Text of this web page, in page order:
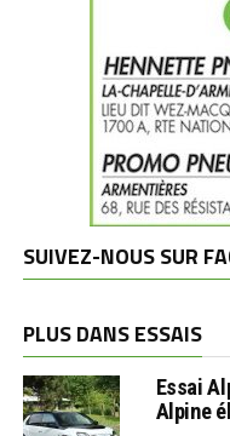
SUIVEZ-NOUS SUR
PLUS DANS ESSAIS
Essai
Alpine